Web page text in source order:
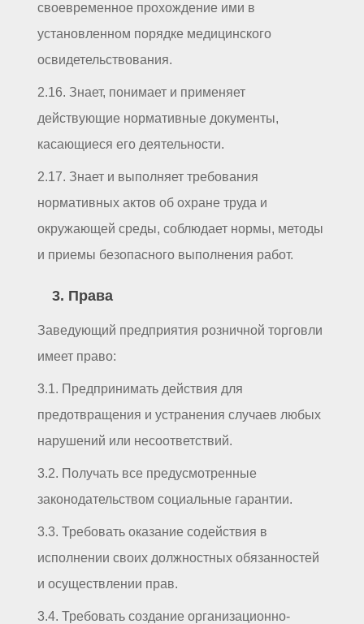
своевременное прохождение ими в
установленном порядке медицинского
освидетельствования.
2.16. Знает, понимает и применяет
действующие нормативные документы,
касающиеся его деятельности.
2.17. Знает и выполняет требования
нормативных актов об охране труда и
окружающей среды, соблюдает нормы, методы
и приемы безопасного выполнения работ.
3. Права
Заведующий предприятия розничной торговли
имеет право:
3.1. Предпринимать действия для
предотвращения и устранения случаев любых
нарушений или несоответствий.
3.2. Получать все предусмотренные
законодательством социальные гарантии.
3.3. Требовать оказание содействия в
исполнении своих должностных обязанностей
и осуществлении прав.
3.4. Требовать создание организационно-